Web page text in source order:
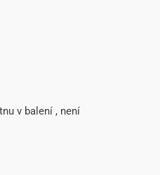
v balení , není